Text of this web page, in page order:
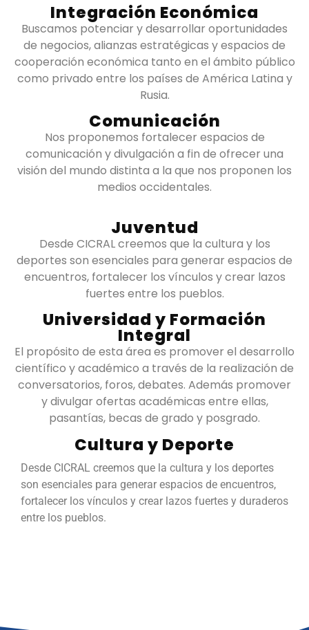
Integración Económica
Buscamos potenciar y desarrollar oportunidades
de negocios, alianzas estratégicas y espacios de
cooperación económica tanto en el ámbito público
como privado entre los países de América Latina y
Rusia.
Comunicación
Nos proponemos fortalecer espacios de
comunicación y divulgación a fin de ofrecer una
visión del mundo distinta a la que nos proponen los
medios occidentales.
Juventud
Desde CICRAL creemos que la cultura y los
deportes son esenciales para generar espacios de
encuentros, fortalecer los vínculos y crear lazos
fuertes entre los pueblos.
Universidad y Formación
Integral
El propósito de esta área es promover el desarrollo
científico y académico a través de la realización de
conversatorios, foros, debates. Además promover
y divulgar ofertas académicas entre ellas,
pasantías, becas de grado y posgrado.
Cultura y Deporte
Desde CICRAL creemos que la cultura y los deportes
son esenciales para generar espacios de encuentros,
fortalecer los vínculos y crear lazos fuertes y duraderos
entre los pueblos.